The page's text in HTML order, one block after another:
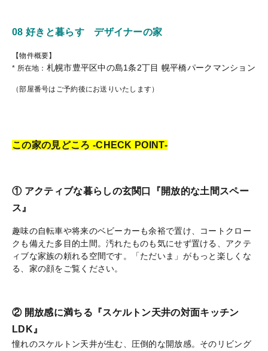
08 好きと暮らす デザイナーの家
【物件概要】
* 所在地： 札幌市豊平区中の島1条2丁目 幌平橋パークマンション
（部屋番号はご予約後にお送りいたします）
この家の見どころ -CHECK POINT-
① アクティブな暮らしの玄関口『開放的な土間スペー
ス』
趣味の自転車や将来のベビーカーも余裕で置け、コートクロー
クも備えた多目的土間。汚れたものも気にせず置ける、アクテ
ィブな家族の頼れる空間です。「ただいま」がもっと楽しくな
る、家の顔をご覧ください。
② 開放感に満ちる『スケルトン天井の対面キッチン
LDK』
憧れのスケルトン天井が生む、圧倒的な開放感。そのリビング